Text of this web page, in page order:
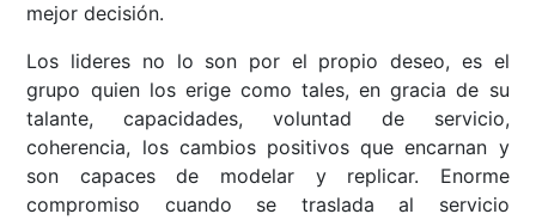
mejor decisión.
Los lideres no lo son por el propio deseo, es el
grupo quien los erige como tales, en gracia de su
talante, capacidades, voluntad de servicio,
coherencia, los cambios positivos que encarnan y
son capaces de modelar y replicar. Enorme
compromiso cuando se traslada al servicio